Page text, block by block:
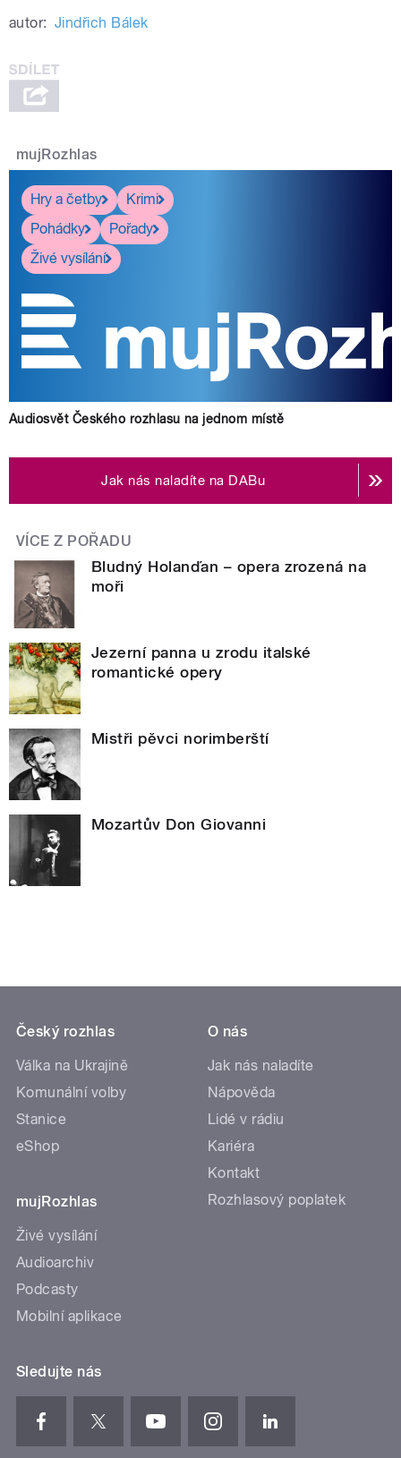
autor: Jindřich Bálek
mujRozhlas
Hry a četby
Krimi
Pohádky
Pořady
Živé vysílání
Audiosvět Českého rozhlasu na jednom místě
Jak nás naladíte na DABu
VÍCE Z POŘADU
Bludný Holanďan – opera zrozená na
moři
Jezerní panna u zrodu italské
romantické opery
Mistři pěvci norimberští
Mozartův Don Giovanni
Český rozhlas
Válka na Ukrajině
Komunální volby
Stanice
eShop
mujRozhlas
Živé vysílání
Audioarchiv
Podcasty
Mobilní aplikace
O nás
Jak nás naladíte
Nápověda
Lidé v rádiu
Kariéra
Kontakt
Rozhlasový poplatek
Sledujte nás